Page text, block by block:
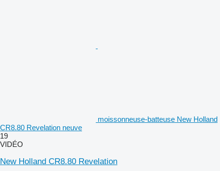
moissonneuse-batteuse New Holland
CR8.80 Revelation neuve
19
VIDÉO
New Holland CR8.80 Revelation